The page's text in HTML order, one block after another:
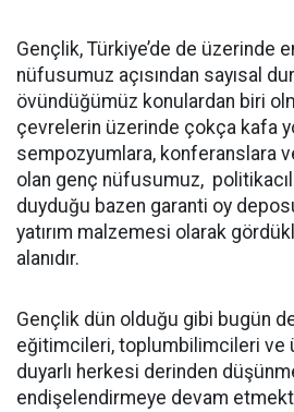
Gençlik, Türkiye’de de üzerinde
nüfusumuz açısından sayısal
övündüğümüz konulardan biri
çevrelerin üzerinde çokça kafa
sempozyumlara, konferanslara
olan genç nüfusumuz,
duyduğu bazen garanti oy
yatırım malzemesi olarak
alanıdır.
Gençlik dün olduğu gibi bugün
eğitimcileri, toplumbilimcileri ve
duyarlı herkesi derinden
endişelendirmeye devam